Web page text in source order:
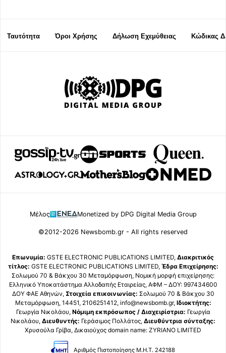
Ταυτότητα Όροι Χρήσης Δήλωση Εχεμύθειας Κώδικας
Μέλος Monetized by DPG Digital Media Group
©2012-2026 Newsbomb.gr - All rights reserved
Επωνυμία: GSTE ELECTRONIC PUBLICATIONS LIMITED, Διακριτικός
τίτλος: GSTE ELECTRONIC PUBLICATIONS LIMITED, Έδρα Επιχείρησης:
Σολωμού 70 & Βάκχου 30 Μεταμόρφωση, Νομική μορφή επιχείρησης:
Ελληνικό Υποκατάστημα Αλλοδαπής Εταιρείας, ΑΦΜ – ΔΟΥ: 997434600
ΔΟΥ ΦΑΕ Αθηνών, Στοιχεία επικοινωνίας: Σολωμού 70 & Βάκχου 30
Μεταμόρφωση, 14451, 2106251412, info@newsbomb.gr, Ιδιοκτήτης:
Γεωργία Νικολάου, Νόμιμη εκπρόσωπος / Διαχειρίστρια: Γεωργία
Νικολάου, Διευθυντής: Γεράσιμος Πολλάτος, Διευθύντρια σύνταξης:
Χρυσούλα Γρίβα, Δικαιούχος domain name: ZYRIANO LIMITED
Αριθμός Πιστοποίησης Μ.Η.Τ. 242188